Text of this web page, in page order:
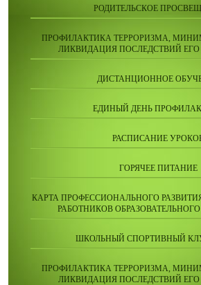
РОДИТЕЛЬСКОЕ
ПРОФИЛАКТИКА ТЕРРОРИЗМА,
ЛИКВИДАЦИЯ ПОСЛЕДСТВИЙ
ДИСТАНЦИОННОЕ
ЕДИНЫЙ ДЕНЬ
РАСПИСАНИЕ
ГОРЯЧЕЕ ПИТАНИЕ
КАРТА ПРОФЕССИОНАЛЬНОГО
РАБОТНИКОВ
ШКОЛЬНЫЙ СПОРТИВНЫЙ
ПРОФИЛАКТИКА ТЕРРОРИЗМА,
ЛИКВИДАЦИЯ ПОСЛЕДСТВИЙ